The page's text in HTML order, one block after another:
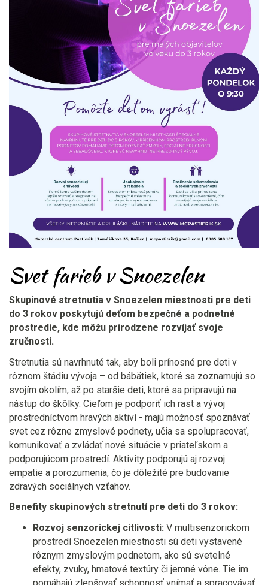
Svet farieb v Snoezelen
Skupinové stretnutia v Snoezelen miestnosti pre deti
do 3 rokov poskytujú deťom bezpečné a podnetné
prostredie, kde môžu prirodzene rozvíjať svoje
zručnosti.
Stretnutia sú navrhnuté tak, aby boli prínosné pre deti v
rôznom štádiu vývoja – od bábätiek, ktoré sa zoznamujú so
svojím okolím, až po staršie deti, ktoré sa pripravujú na
nástup do škôlky. Cieľom je podporiť ich rast a vývoj
prostredníctvom hravých aktiví - majú možnosť spoznávať
svet cez rôzne zmyslové podnety, učia sa spolupracovať,
komunikovať a zvládať nové situácie v priateľskom a
podporujúcom prostredí. Aktivity podporujú aj rozvoj
empatie a porozumenia, čo je dôležité pre budovanie
zdravých sociálnych vzťahov.
Benefity skupinových stretnutí pre deti do 3 rokov:
Rozvoj senzorickej citlivosti: V multisenzorickom
prostredí Snoezelen miestnosti sú deti vystavené
rôznym zmyslovým podnetom, ako sú svetelné
efekty, zvuky, hmatové textúry či jemné vône. Tie im